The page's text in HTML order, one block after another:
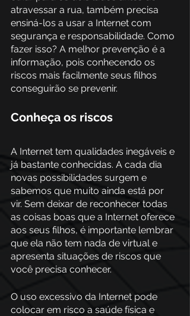
atravessar a rua, também precisa
ensiná-los a usar a Internet com
segurança e responsabilidade. Como
fazer isso? A melhor prevenção é a
informação, pois conhecendo os
riscos mais facilmente seus filhos
conseguirão se prevenir.
Conheça os riscos
A Internet tem qualidades inegáveis e
já bastante conhecidas. A cada dia
novas possibilidades surgem e
sabemos que muito ainda está por
vir. Sem deixar de reconhecer todas
as coisas boas que a Internet oferece
aos seus filhos, é importante lembrar
que ela não tem nada de virtual e
apresenta situações de riscos que
você precisa conhecer.
O uso excessivo da Internet pode
colocar em risco a saúde física e